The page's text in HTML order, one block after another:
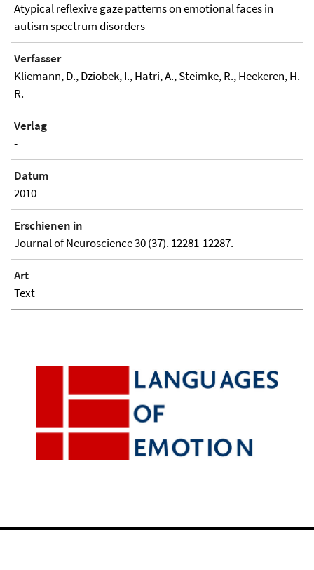
Atypical reflexive gaze patterns on emotional faces in
autism spectrum disorders
Verfasser
Kliemann, D., Dziobek, I., Hatri, A., Steimke, R., Heekeren, H.
R.
Verlag
-
Datum
2010
Erschienen in
Journal of Neuroscience 30 (37). 12281-12287.
Art
Text